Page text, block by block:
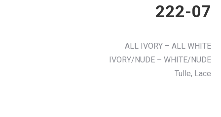
222-07
ALL IVORY – ALL WHITE
IVORY/NUDE – WHITE/NUDE
Tulle, Lace